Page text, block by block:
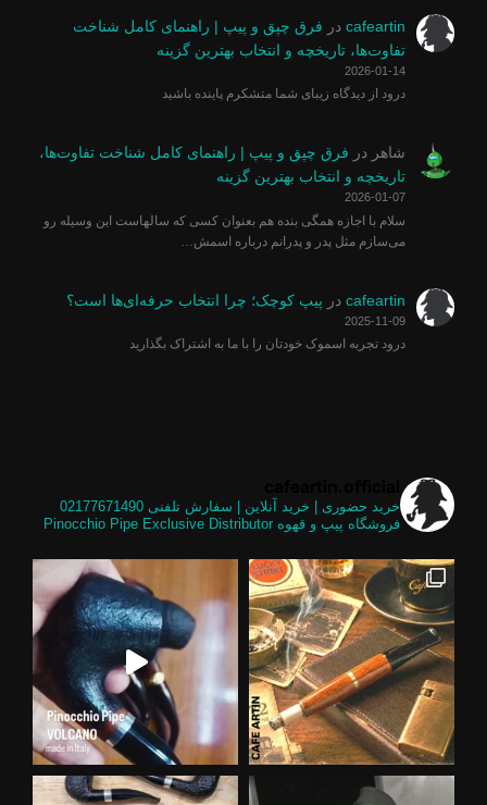
cafeartin در فرق چپق و پیپ | راهنمای کامل شناخت
تفاوت‌ها، تاریخچه و انتخاب بهترین گزینه
2026-01-14
درود از دیدگاه زیبای شما متشکرم پاینده باشید
شاهر در فرق چپق و پیپ | راهنمای کامل شناخت تفاوت‌ها،
تاریخچه و انتخاب بهترین گزینه
2026-01-07
سلام با اجازه همگی بنده هم بعنوان کسی که سالهاست این وسیله رو
می‌سازم مثل پدر و پدرانم درباره اسمش…
cafeartin در پیپ کوچک؛ چرا انتخاب حرفه‌ای‌ها است؟
2025-11-09
درود تجربه اسموک خودتان را با ما به اشتراک بگذارید
خرید حضوری | خرید آنلاین | سفارش تلفنی
فروشگاه پیپ و قهوه
یکی از خاص ترین شیپ های موج
خوب نیست .... وقتی معنای کلمات هم